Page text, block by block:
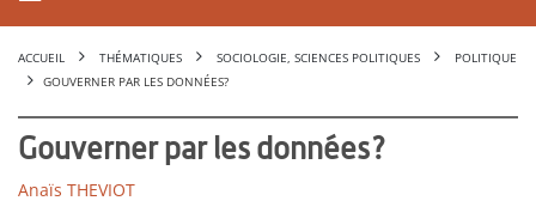
ACCUEIL THÉMATIQUES SOCIOLOGIE, SCIENCES POLITIQUES
POLITIQUE
GOUVERNER PAR LES DONNÉES?
Gouverner par les données?
Anaïs THEVIOT